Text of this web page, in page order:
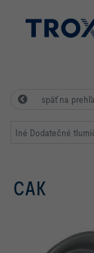
späť na
Iné Dodatečné
CAK